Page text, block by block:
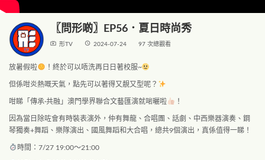
〖問形啲〗EP56．夏日時尚秀
live_tv 形TV access_time 2024-07-24 97 次總觀看
放暑假啦 ！終於可以唔洗再日日著校服~
但係咁炎熱嘅天氣，點先可以著得又靚又型呢？
咁睇「傳承·共融」澳門學界聯合文藝匯演就啱曬啦 ！
因為當日除咗會有時裝表演外，仲有舞龍、合唱團、話劇、中西樂器演奏、鋼
琴獨奏+舞蹈、樂隊演出、國風舞蹈和大合唱，總共9個演出，真係值得一睇！
時間：7/27 19:00～21:00